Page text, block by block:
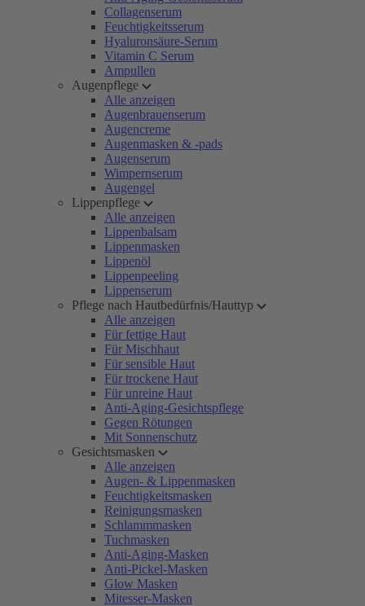
Collagenserum
Feuchtigkeitsserum
Hyaluronsäure-Serum
Vitamin C Serum
Ampullen
Augenpflege
Alle anzeigen
Augenbrauenserum
Augencreme
Augenmasken & -pads
Augenserum
Wimpernserum
Augengel
Lippenpflege
Alle anzeigen
Lippenbalsam
Lippenmasken
Lippenöl
Lippenpeeling
Lippenserum
Pflege nach Hautbedürfnis/Hauttyp
Alle anzeigen
Für fettige Haut
Für Mischhaut
Für sensible Haut
Für trockene Haut
Für unreine Haut
Anti-Aging-Gesichtspflege
Gegen Rötungen
Mit Sonnenschutz
Gesichtsmasken
Alle anzeigen
Augen- & Lippenmasken
Feuchtigkeitsmasken
Reinigungsmasken
Schlammmasken
Tuchmasken
Anti-Aging-Masken
Anti-Pickel-Masken
Glow Masken
Mitesser-Masken